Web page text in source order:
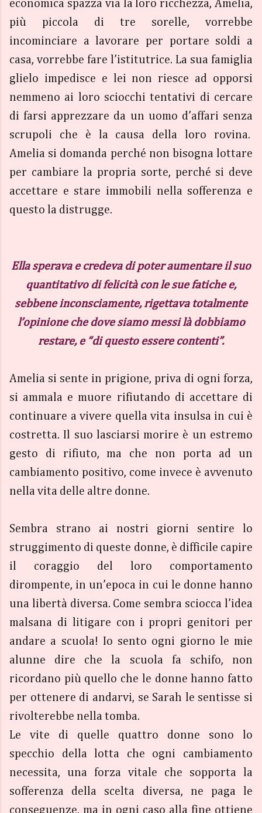
economica spazza via la loro ricchezza, Amelia,
più piccola di tre sorelle, vorrebbe
incominciare a lavorare per portare soldi a
casa, vorrebbe fare l’istitutrice. La sua famiglia
glielo impedisce e lei non riesce ad opporsi
nemmeno ai loro sciocchi tentativi di cercare
di farsi apprezzare da un uomo d’affari senza
scrupoli che è la causa della loro rovina.
Amelia si domanda perché non bisogna lottare
per cambiare la propria sorte, perché si deve
accettare e stare immobili nella sofferenza e
questo la distrugge.
Ella sperava e credeva di poter aumentare il suo
quantitativo di felicità con le sue fatiche e,
sebbene inconsciamente, rigettava totalmente
l’opinione che dove siamo messi là dobbiamo
restare, e “di questo essere contenti”.
Amelia si sente in prigione, priva di ogni forza,
si ammala e muore rifiutando di accettare di
continuare a vivere quella vita insulsa in cui è
costretta. Il suo lasciarsi morire è un estremo
gesto di rifiuto, ma che non porta ad un
cambiamento positivo, come invece è avvenuto
nella vita delle altre donne.
Sembra strano ai nostri giorni sentire lo
struggimento di queste donne, è difficile capire
il coraggio del loro comportamento
dirompente, in un’epoca in cui le donne hanno
una libertà diversa. Come sembra sciocca l’idea
malsana di litigare con i propri genitori per
andare a scuola! Io sento ogni giorno le mie
alunne dire che la scuola fa schifo, non
ricordano più quello che le donne hanno fatto
per ottenere di andarvi, se Sarah le sentisse si
rivolterebbe nella tomba.
Le vite di quelle quattro donne sono lo
specchio della lotta che ogni cambiamento
necessita, una forza vitale che sopporta la
sofferenza della scelta diversa, ne paga le
conseguenze, ma in ogni caso alla fine ottiene